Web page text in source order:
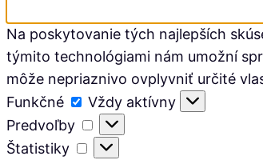
Na poskytovanie tých najlepších
týmito technológiami nám umožní
môže nepriaznivo ovplyvniť určité
Funkčné
Funkčné
Vždy aktívny
Predvoľby
Predvoľby
Štatistiky
Štatistiky